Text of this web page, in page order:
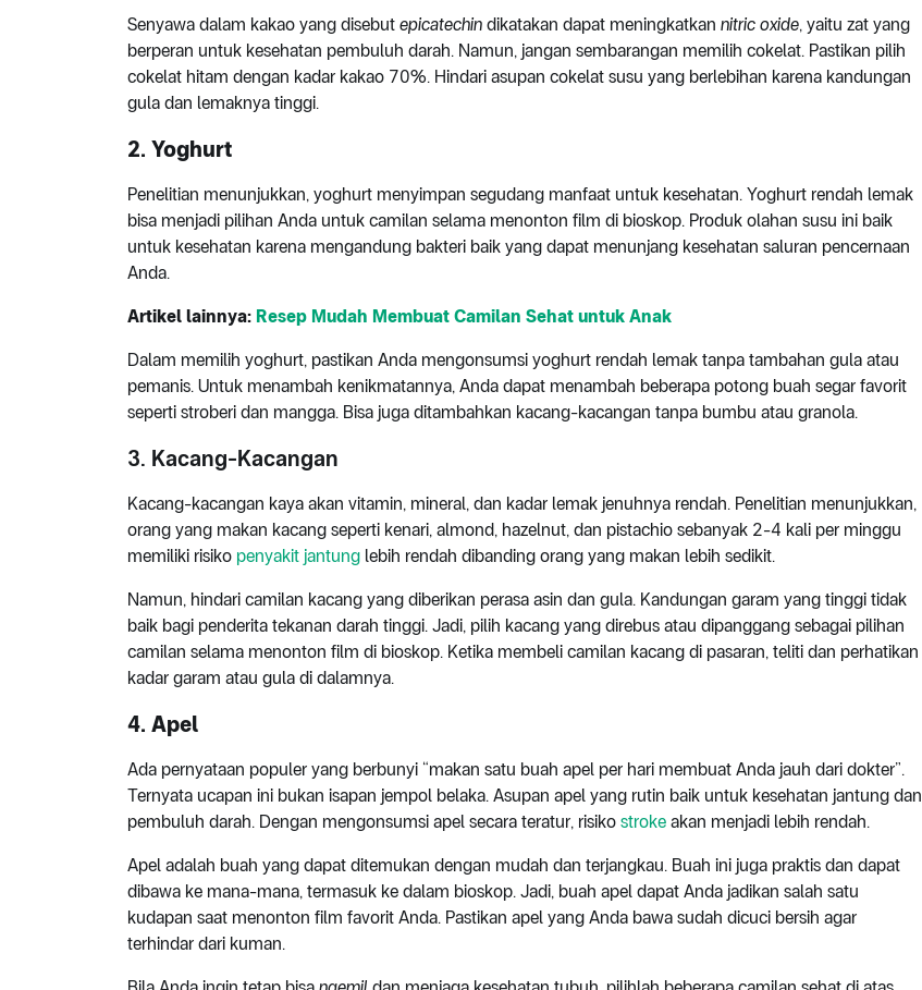
Senyawa dalam kakao yang disebut epicatechin dikatakan dapat meningkatkan nitric oxide, yaitu zat yang
berperan untuk kesehatan pembuluh darah. Namun, jangan sembarangan memilih cokelat. Pastikan pilih
cokelat hitam dengan kadar kakao 70%. Hindari asupan cokelat susu yang berlebihan karena kandungan
gula dan lemaknya tinggi.
2. Yoghurt
Penelitian menunjukkan, yoghurt menyimpan segudang manfaat untuk kesehatan. Yoghurt rendah lemak
bisa menjadi pilihan Anda untuk camilan selama menonton film di bioskop. Produk olahan susu ini baik
untuk kesehatan karena mengandung bakteri baik yang dapat menunjang kesehatan saluran pencernaan
Anda.
Artikel lainnya: Resep Mudah Membuat Camilan Sehat untuk Anak
Dalam memilih yoghurt, pastikan Anda mengonsumsi yoghurt rendah lemak tanpa tambahan gula atau
pemanis. Untuk menambah kenikmatannya, Anda dapat menambah beberapa potong buah segar favorit
seperti stroberi dan mangga. Bisa juga ditambahkan kacang-kacangan tanpa bumbu atau granola.
3. Kacang-Kacangan
Kacang-kacangan kaya akan vitamin, mineral, dan kadar lemak jenuhnya rendah. Penelitian menunjukkan,
orang yang makan kacang seperti kenari, almond, hazelnut, dan pistachio sebanyak 2-4 kali per minggu
memiliki risiko penyakit jantung lebih rendah dibanding orang yang makan lebih sedikit.
Namun, hindari camilan kacang yang diberikan perasa asin dan gula. Kandungan garam yang tinggi tidak
baik bagi penderita tekanan darah tinggi. Jadi, pilih kacang yang direbus atau dipanggang sebagai pilihan
camilan selama menonton film di bioskop. Ketika membeli camilan kacang di pasaran, teliti dan perhatikan
kadar garam atau gula di dalamnya.
4. Apel
Ada pernyataan populer yang berbunyi “makan satu buah apel per hari membuat Anda jauh dari dokter”.
Ternyata ucapan ini bukan isapan jempol belaka. Asupan apel yang rutin baik untuk kesehatan jantung dan
pembuluh darah. Dengan mengonsumsi apel secara teratur, risiko stroke akan menjadi lebih rendah.
Apel adalah buah yang dapat ditemukan dengan mudah dan terjangkau. Buah ini juga praktis dan dapat
dibawa ke mana-mana, termasuk ke dalam bioskop. Jadi, buah apel dapat Anda jadikan salah satu
kudapan saat menonton film favorit Anda. Pastikan apel yang Anda bawa sudah dicuci bersih agar
terhindar dari kuman.